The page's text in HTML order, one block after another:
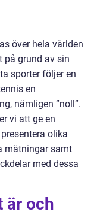
över hela världen
på grund av sin
sporter följer en
en
nämligen ”noll”.
vi att ge en
olika
mätningar samt
med dessa
är och